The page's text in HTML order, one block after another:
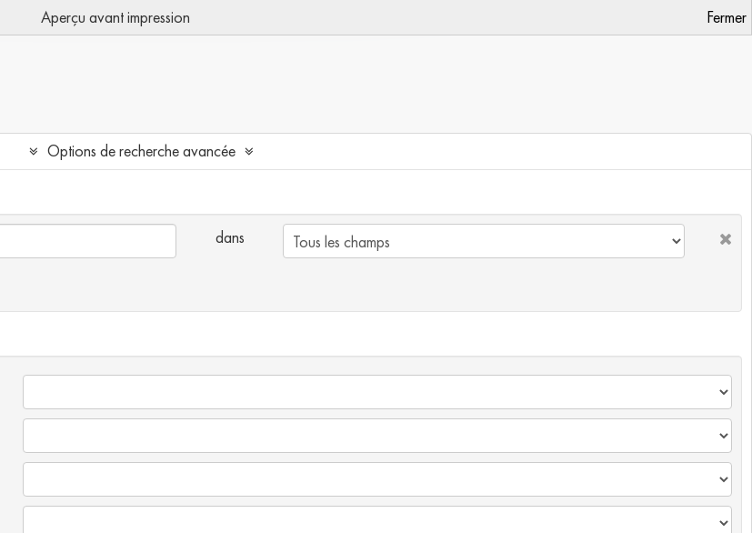
Aperçu avant impression Fermer
Options de recherche avancée
dans